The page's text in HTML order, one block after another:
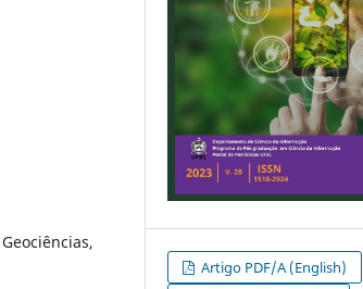
Artigo PDF/A (English)